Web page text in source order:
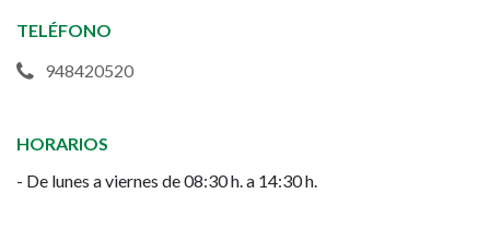
del
Ayuntamiento
Pamplona
TELÉFONO
948420520
HORARIOS
- De lunes a viernes de 08:30 h. a 14:30 h.